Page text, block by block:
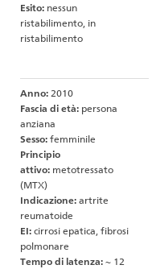
Esito: nessun
ristabilimento, in
ristabilimento
Anno: 2010
Fascia di età: persona
anziana
Sesso: femminile
Principio
attivo: metotressato
(MTX)
Indicazione: artrite
reumatoide
EI: cirrosi epatica, fibrosi
polmonare
Tempo di latenza: ~ 12